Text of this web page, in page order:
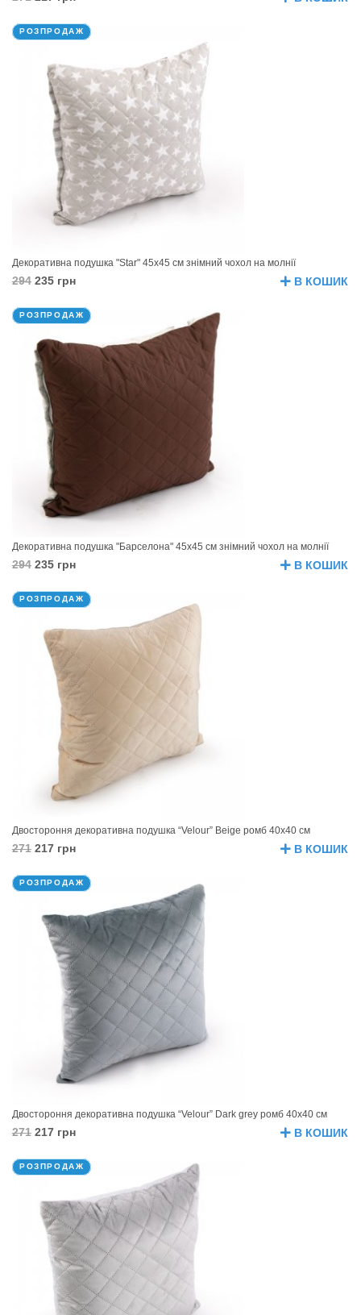
РОЗПРОДАЖ
Декоративна подушка "Star" 45х45 см знімний чохол на молнії
294 235 грн В КОШИК
РОЗПРОДАЖ
Декоративна подушка "Барселона" 45х45 см знімний чохол на молнії
294 235 грн В КОШИК
РОЗПРОДАЖ
Двостороння декоративна подушка “Velour” Beige ромб 40х40 см
271 217 грн В КОШИК
РОЗПРОДАЖ
Двостороння декоративна подушка “Velour” Dark grey ромб 40х40 см
271 217 грн В КОШИК
РОЗПРОДАЖ